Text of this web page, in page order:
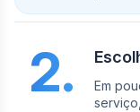
2.
Em